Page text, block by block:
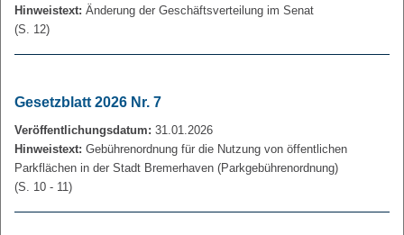
Hinweistext: Änderung der Geschäftsverteilung im Senat
(S. 12)
Gesetzblatt 2026 Nr. 7
Veröffentlichungsdatum: 31.01.2026
Hinweistext: Gebührenordnung für die Nutzung von öffentlichen
Parkflächen in der Stadt Bremerhaven (Parkgebührenordnung)
(S. 10 - 11)